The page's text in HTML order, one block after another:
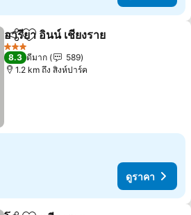
แชร์ เพิ่มในรายการโปรด
อารียา อินน์ เชียงราย
3 ดาว
8.3 ดีมาก
589
1.2 km ถึง สิงห์ปาร์ค
ดูราคา